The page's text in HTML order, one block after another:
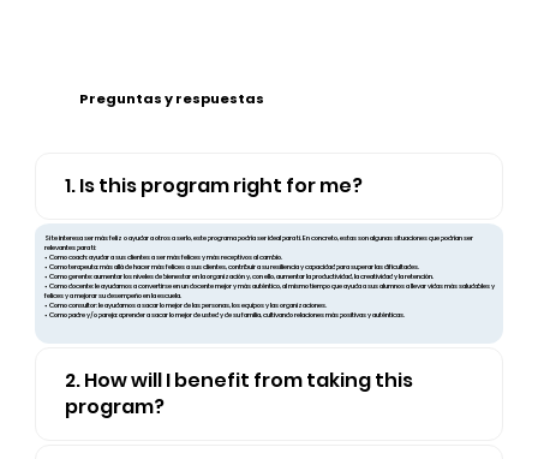
Preguntas y respuestas
1. Is this program right for me?
Si te interesa ser más feliz o ayudar a otros a serlo, este programa podría ser ideal para ti. En concreto, estas son algunas situaciones que podrían ser
relevantes para ti:
• Como coach: ayudar a sus clientes a ser más felices y más receptivos al cambio.
• Como terapeuta: más allá de hacer más felices a sus clientes, contribuir a su resiliencia y capacidad para superar las dificultades.
• Como gerente: aumentar los niveles de bienestar en la organización y, con ello, aumentar la productividad, la creatividad y la retención.
• Como docente: le ayudamos a convertirse en un docente mejor y más auténtico, al mismo tiempo que ayuda a sus alumnos a llevar vidas más saludables y
felices y a mejorar su desempeño en la escuela.
• Como consultor: le ayudamos a sacar lo mejor de las personas, los equipos y las organizaciones.
• Como padre y/o pareja: aprender a sacar lo mejor de usted y de su familia, cultivando relaciones más positivas y auténticas.
2. How will I benefit from taking this
program?